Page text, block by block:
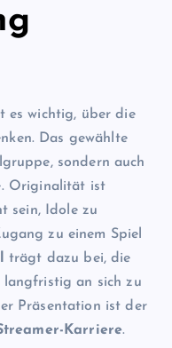
es wichtig, über die
Das gewählte
sondern auch
Originalität ist
sein, Idole zu
zu einem Spiel
trägt dazu bei, die
langfristig an sich zu
Präsentation ist der
Karriere.